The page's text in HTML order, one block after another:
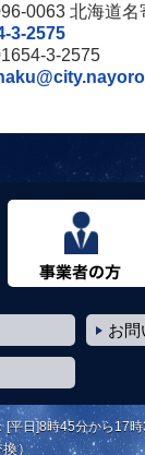
0063 北海道名
3-2575
3-2575
お問
[平日]8時45分から17時
換）